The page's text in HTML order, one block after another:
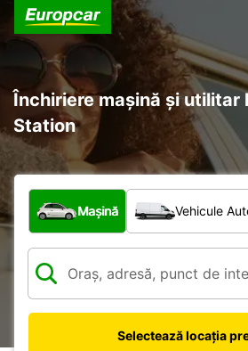
Închiriere mașină și utilitar
Station
Ce tip de vehicul?
Mașină Vehicule
Selectează locația